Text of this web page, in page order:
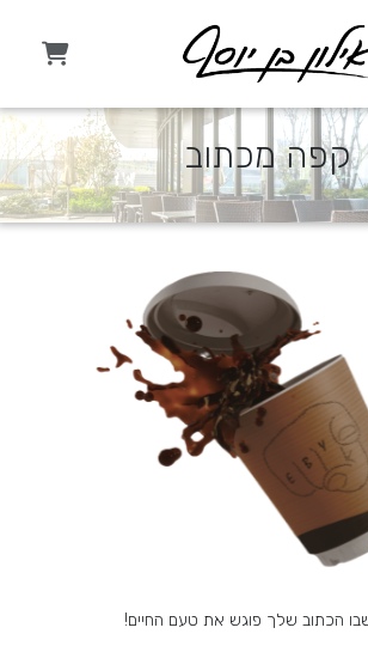
קפה מכתוב
הכתוב שלך פוגש את טעם החיים!